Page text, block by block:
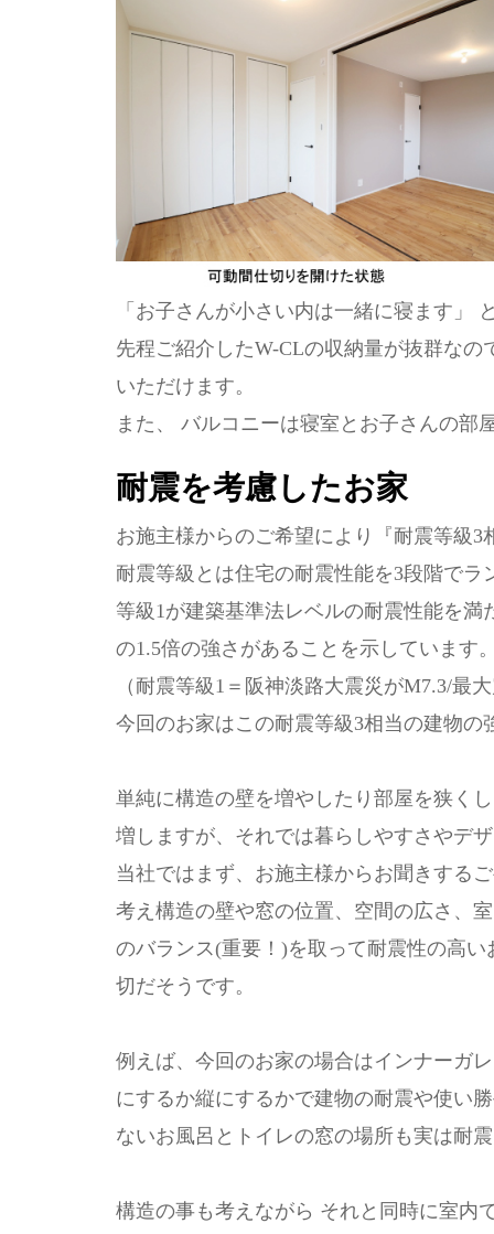
「お子さんが小さい内は一緒に寝ます」
先程ご紹介したW-CLの収納量が抜群な
いただけます。
また、 バルコニーは寝室とお子さんの部
耐震を考慮したお家
お施主様からのご希望により『耐震等級
耐震等級とは住宅の耐震性能を3段階で
等級1が建築基準法レベルの耐震性能を
の1.5倍の強さがあることを示しています
（耐震等級1＝阪神淡路大震災がM7.3/最
今回のお家はこの耐震等級3相当の建物
単純に構造の壁を増やしたり部屋を狭く
増しますが、それでは暮らしやすさやデ
当社ではまず、お施主様からお聞きする
考え構造の壁や窓の位置、空間の広さ、
のバランス(重要！)を取って耐震性の高
切だそうです。
例えば、今回のお家の場合はインナーガ
にするか縦にするかで建物の耐震や使い
ないお風呂とトイレの窓の場所も実は耐
構造の事も考えながら それと同時に室内